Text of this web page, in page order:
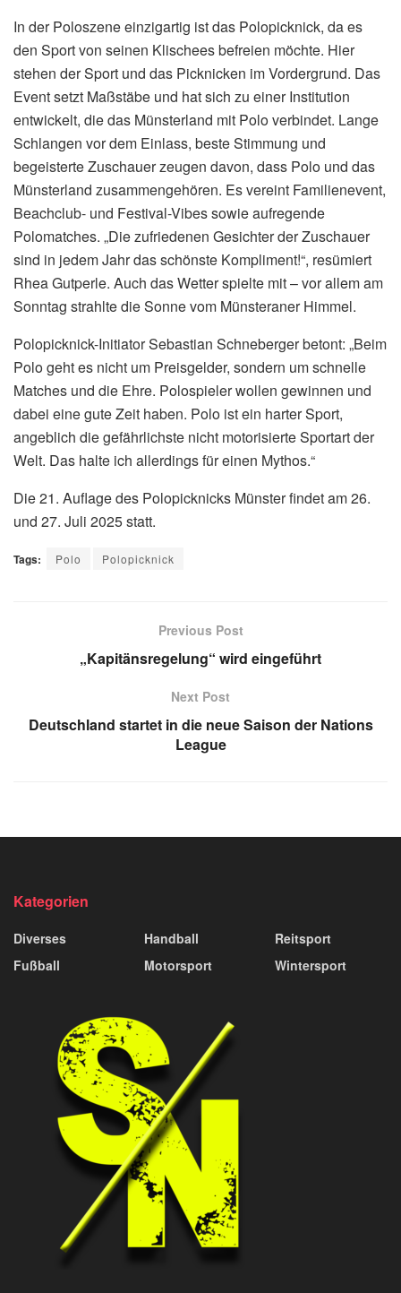
In der Poloszene einzigartig ist das Polopicknick, da es
den Sport von seinen Klischees befreien möchte. Hier
stehen der Sport und das Picknicken im Vordergrund. Das
Event setzt Maßstäbe und hat sich zu einer Institution
entwickelt, die das Münsterland mit Polo verbindet. Lange
Schlangen vor dem Einlass, beste Stimmung und
begeisterte Zuschauer zeugen davon, dass Polo und das
Münsterland zusammengehören. Es vereint Familienevent,
Beachclub- und Festival-Vibes sowie aufregende
Polomatches. „Die zufriedenen Gesichter der Zuschauer
sind in jedem Jahr das schönste Kompliment!“, resümiert
Rhea Gutperle. Auch das Wetter spielte mit – vor allem am
Sonntag strahlte die Sonne vom Münsteraner Himmel.
Polopicknick-Initiator Sebastian Schneberger betont: „Beim
Polo geht es nicht um Preisgelder, sondern um schnelle
Matches und die Ehre. Polospieler wollen gewinnen und
dabei eine gute Zeit haben. Polo ist ein harter Sport,
angeblich die gefährlichste nicht motorisierte Sportart der
Welt. Das halte ich allerdings für einen Mythos.“
Die 21. Auflage des Polopicknicks Münster findet am 26.
und 27. Juli 2025 statt.
Tags: Polo Polopicknick
Previous Post
„Kapitänsregelung“ wird eingeführt
Next Post
Deutschland startet in die neue Saison der Nations
League
Kategorien
Diverses
Fußball
Handball
Motorsport
Reitsport
Wintersport